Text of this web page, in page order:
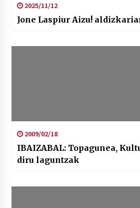
2025/11/12
Jone Laspiur Aizu!
2009/02/18
IBAIZABAL: Topagunea,
diru laguntzak